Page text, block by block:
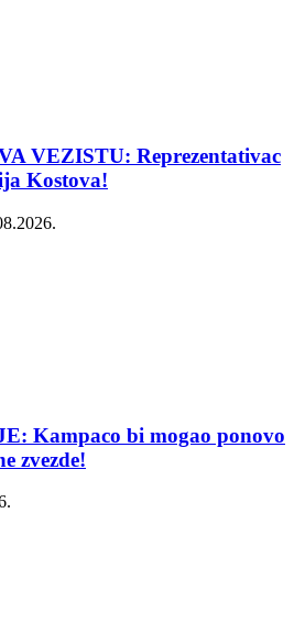
VEZISTU: Reprezentativac
Kostova!
Kampaco bi mogao ponovo
zvezde!